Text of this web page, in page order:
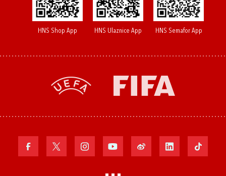
HNS Shop App HNS Ulaznice App HNS Semafor App